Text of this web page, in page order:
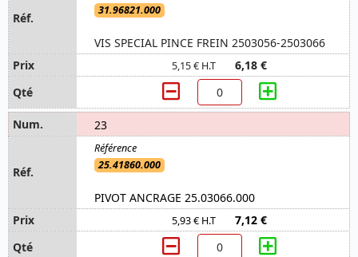
31.96821.000
VIS SPECIAL PINCE FREIN 2503056-2503066
5,15 € H.T 6,18 €
23
25.41860.000
PIVOT ANCRAGE 25.03066.000
5,93 € H.T 7,12 €